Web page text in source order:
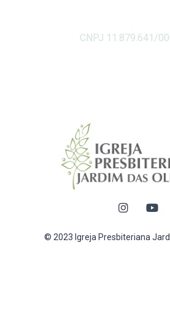
CNPJ 11.879.641/
© 2023 Igreja Presbiteriana